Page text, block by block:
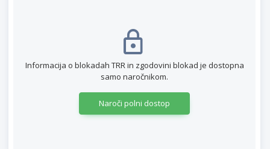
Informacija o blokadah TRR in zgodovini blokad je dostopna
samo naročnikom.
Naroči polni dostop